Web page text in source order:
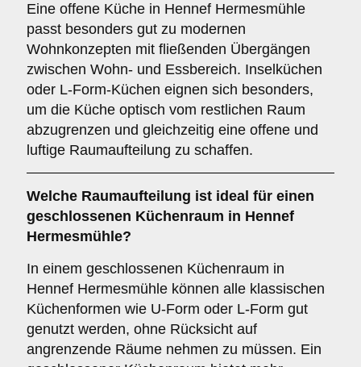
Eine offene Küche in Hennef Hermesmühle
passt besonders gut zu modernen
Wohnkonzepten mit fließenden Übergängen
zwischen Wohn- und Essbereich. Inselküchen
oder L-Form-Küchen eignen sich besonders,
um die Küche optisch vom restlichen Raum
abzugrenzen und gleichzeitig eine offene und
luftige Raumaufteilung zu schaffen.
Welche Raumaufteilung ist ideal für einen
geschlossenen Küchenraum in Hennef
Hermesmühle?
In einem geschlossenen Küchenraum in
Hennef Hermesmühle können alle klassischen
Küchenformen wie U-Form oder L-Form gut
genutzt werden, ohne Rücksicht auf
angrenzende Räume nehmen zu müssen. Ein